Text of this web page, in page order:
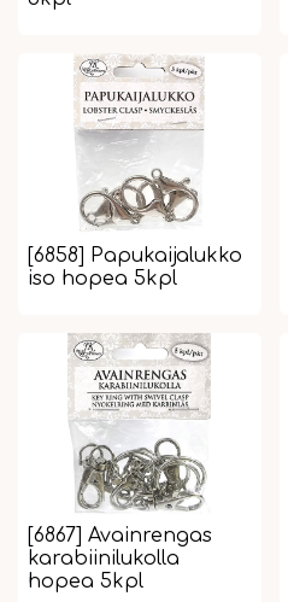
[6858] Papukaijalukko
iso hopea 5kpl
[6867] Avainrengas
karabiinilukolla
hopea 5kpl